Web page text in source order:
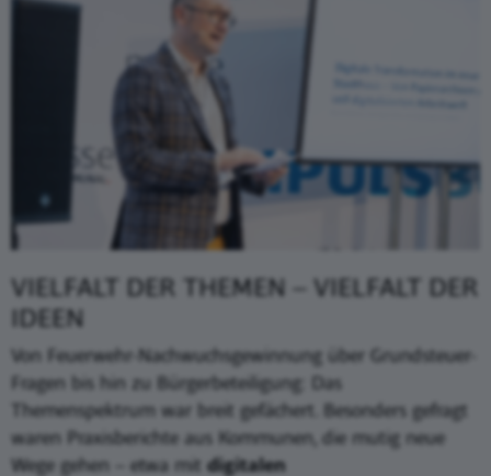
VIELFALT DER THEMEN – VIELFALT DER
IDEEN
Von Feuerwehr-Nachwuchsgewinnung über Grundsteuer-
Fragen bis hin zu Bürgerbeteiligung: Das
Themenspektrum war breit gefächert. Besonders gefragt
waren Praxisberichte aus Kommunen, die mutig neue
Wege gehen – etwa mitdigitalen